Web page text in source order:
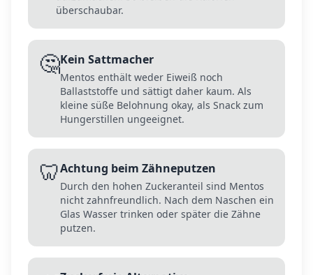
überschaubar.
🤔Kein Sattmacher
Mentos enthält weder Eiweiß noch
Ballaststoffe und sättigt daher kaum. Als
kleine süße Belohnung okay, als Snack zum
Hungerstillen ungeeignet.
🦷Achtung beim Zähneputzen
Durch den hohen Zuckeranteil sind Mentos
nicht zahnfreundlich. Nach dem Naschen ein
Glas Wasser trinken oder später die Zähne
putzen.